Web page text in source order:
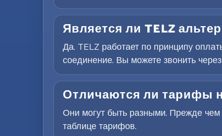
Является ли TELZ
Да. TELZ работает по принципу
соединение. Вы можете звонить
Отличаются ли тарифы
Они могут быть разными. Прежде чем
таблице тарифов.